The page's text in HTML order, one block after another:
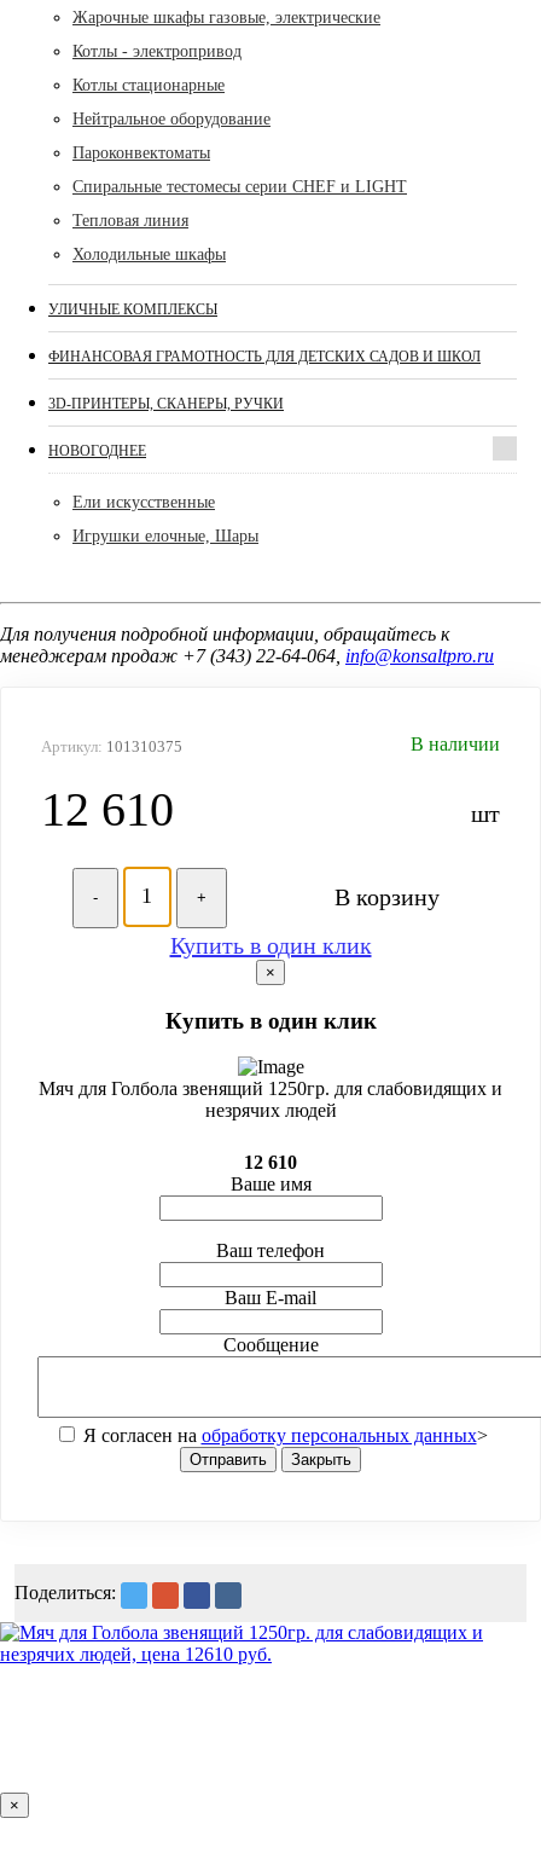
Жарочные шкафы газовые, электрические
Котлы - электропривод
Котлы стационарные
Нейтральное оборудование
Пароконвектоматы
Спиральные тестомесы серии CHEF и LIGHT
Тепловая линия
Холодильные шкафы
УЛИЧНЫЕ КОМПЛЕКСЫ
ФИНАНСОВАЯ ГРАМОТНОСТЬ ДЛЯ ДЕТСКИХ САДОВ И ШКОЛ
3D-ПРИНТЕРЫ, СКАНЕРЫ, РУЧКИ
НОВОГОДНЕЕ
Ели искусственные
Игрушки елочные, Шары
Для получения подробной информации, обращайтесь к
менеджерам продаж +7 (343) 22-64-064, info@konsaltpro.ru
Артикул: 101310375 В наличии
12 610 шт
- +
В корзину
Купить в один клик
×
Купить в один клик
Мяч для Голбола звенящий 1250гр. для слабовидящих и
незрячих людей
12 610
Ваше имя
Ваш телефон
Ваш E-mail
Сообщение
Я согласен на обработку персональных данных>
Отправить Закрыть
Поделиться:
×